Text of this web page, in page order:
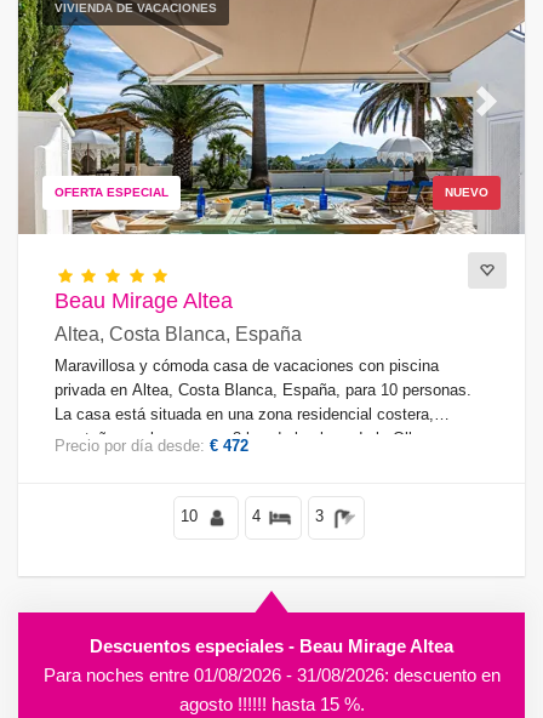
VIVIENDA DE VACACIONES
NUEVO
OFERTA ESPECIAL
Previous Next
Beau Mirage Altea
Altea, Costa Blanca, España
Maravillosa y cómoda casa de vacaciones con piscina
privada en Altea, Costa Blanca, España, para 10 personas.
La casa está situada en una zona residencial costera,
montañosa y boscosa, a 3 km de la playa de la Olla.
Precio por día desde: € 472
10 4 3
Descuentos especiales - Beau Mirage Altea
Para noches entre 01/08/2026 - 31/08/2026: descuento en
agosto !!!!!! hasta 15 %.